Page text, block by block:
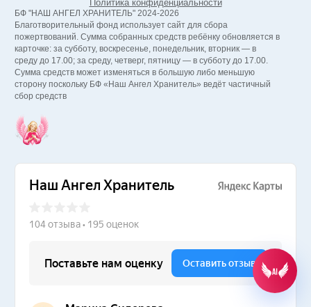
Политика конфиденциальности
БФ "НАШ АНГЕЛ ХРАНИТЕЛЬ" 2024-2026
Благотворительный фонд использует сайт для сбора
пожертвований. Сумма собранных средств ребёнку обновляется в
карточке: за субботу, воскресенье, понедельник, вторник — в
среду до 17.00; за среду, четверг, пятницу — в субботу до 17.00.
Сумма средств может изменяться в большую либо меньшую
сторону поскольку БФ «Наш Ангел Хранитель» ведёт частичный
сбор средств